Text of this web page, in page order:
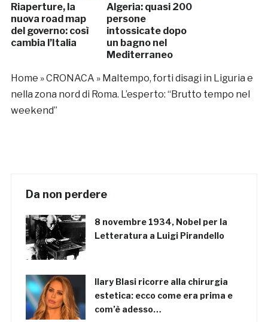
Riaperture, la
nuova road map
del governo: così
cambia l’Italia
Algeria: quasi 200
persone
intossicate dopo
un bagno nel
Mediterraneo
Home »CRONACA » Maltempo, forti disagi in Liguria e
nella zona nord di Roma. L’esperto: “Brutto tempo nel
weekend”
Da non perdere
8 novembre 1934, Nobel per la
Letteratura a Luigi Pirandello
Ilary Blasi ricorre alla chirurgia
estetica: ecco come era prima e
com’è adesso…